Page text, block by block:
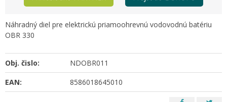
Náhradný diel pre elektrickú priamoohrevnú vodovodnú batériu
OBR 330
Obj. čislo:
NDOBR011
EAN:
8586018645010